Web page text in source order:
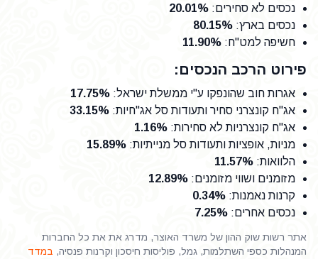
נכסים לא סחירים:
20.01%
נכסים בארץ:
80.15%
חשיפה למט"ח:
11.90%
פירוט הרכב הנכסים:
אגרות חוב שהונפקו ע"י ממשלת ישראל:
17.75%
אג"ח קונצרני סחיר ותעודות סל אג"חיות:
33.15%
אג"ח קונצרניות לא סחירות:
1.16%
מניות, אופציות ותעודות סל מנייתיות:
15.89%
הלוואות:
11.57%
מזומנים ושווי מזומנים:
12.89%
קרנות נאמנות:
0.34%
נכסים אחרים:
7.25%
אתר רשות שוק ההון של משרד האוצר, מדרג את את כל החברות
המנהלות כספי השתלמות, גמל, פוליסות חיסכון וקרנות פנסיה, במדד